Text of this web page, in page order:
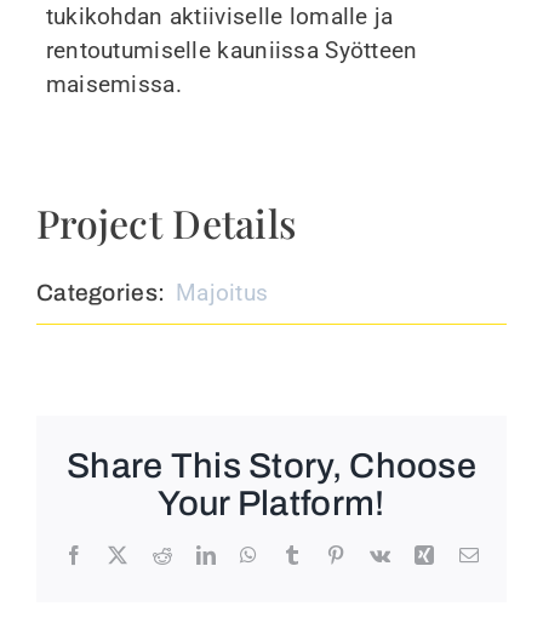
tukikohdan aktiiviselle lomalle ja
rentoutumiselle kauniissa Syötteen
maisemissa.
Project Details
Categories: Majoitus
Share This Story, Choose
Your Platform!
Facebook RedditLinkedInWhatsApp
Tumblr Pinterest
Vk XingEmail